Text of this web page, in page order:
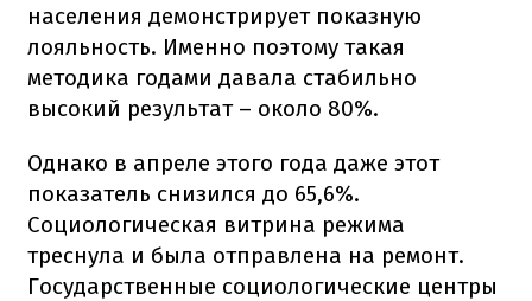
населения демонстрирует показную
лояльность. Именно поэтому такая
методика годами давала стабильно
высокий результат – около 80%.
Однако в апреле этого года даже этот
показатель снизился до 65,6%.
Социологическая витрина режима
треснула и была отправлена на ремонт.
Государственные социологические центры